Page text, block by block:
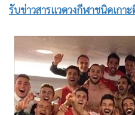
รับข่าวสารแวดวงกีฬาชนิดเก